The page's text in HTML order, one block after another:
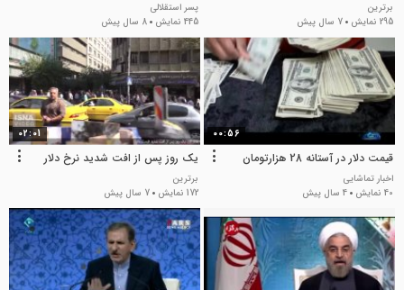
برترین
295 نمایش
7 سال پیش
پسر استقلالی
445 نمایش
8 سال پیش
00:56
قیمت دلار در آستانه 28 هزارتومان
اخبار تماشایی
40 نمایش
4 سال پیش
02:01
یک روز پس از افت شدید نرخ دلار
برترین
172 نمایش
7 سال پیش